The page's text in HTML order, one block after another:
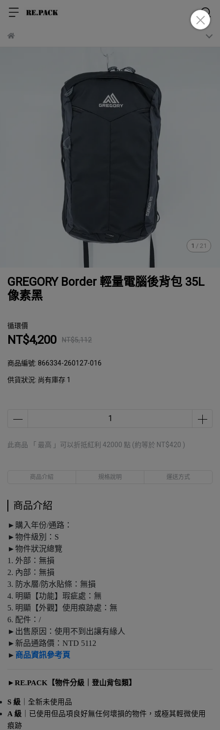
1 /21
GREGORY Border 輕量電腦後背包 35L
像素黑
循環價
NT$4,200 NT$5,112
商品編號:866334-260127-016
供貨狀況: 尚有庫存 1
此商品 「 最高 」可以折抵紅利 42000 點 (約等於 NT$420 )
商品介紹 規格說明 運送方式
商品介紹
►購入年份/通路：
►物件級別：S
►物件狀況總覽
1. 外部：無損
2. 內部：無損
3. 防水層/防水貼條：無損
4. 明顯【功能】瑕疵處：無
5. 明顯【外觀】使用痕跡處：無
6. 配件：/
►出售原因：使用不到出讓有緣人
►新品通路價：NTD 5112
► 商品資訊參考頁
►RE.PACK【物件分級｜登山背包類】
S 級 ｜全新未使用品
A 級 ｜已使用但品項良好無任何壞損的物件，或極其輕微使用
痕跡